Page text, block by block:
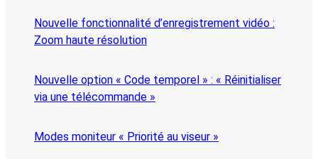
Nouvelle fonctionnalité d’enregistrement vidéo :
Zoom haute résolution
Nouvelle option « Code temporel » : « Réinitialiser
via une télécommande »
Modes moniteur « Priorité au viseur »